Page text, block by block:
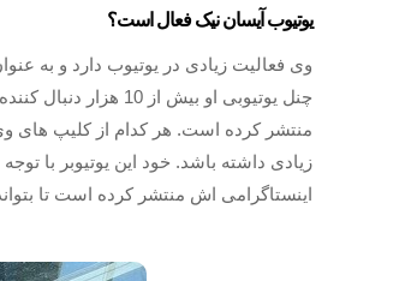
یوتیوب آیسان نیک فعال است؟
چنل یوتیوبی او
منتشر کرده است. هر کدام از کلیپ های
زیادی داشته باشد. خود این یوتیوبر با
اینستاگرامی اش منتشر کرده است تا